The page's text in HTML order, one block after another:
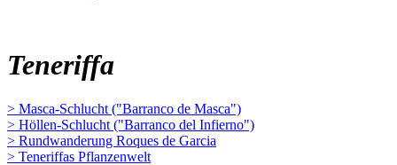
Teneriffa
> Masca-Schlucht ("Barranco de Masca")
> Höllen-Schlucht ("Barranco del Infierno")
> Rundwanderung Roques de Garcia
> Teneriffas Pflanzenwelt